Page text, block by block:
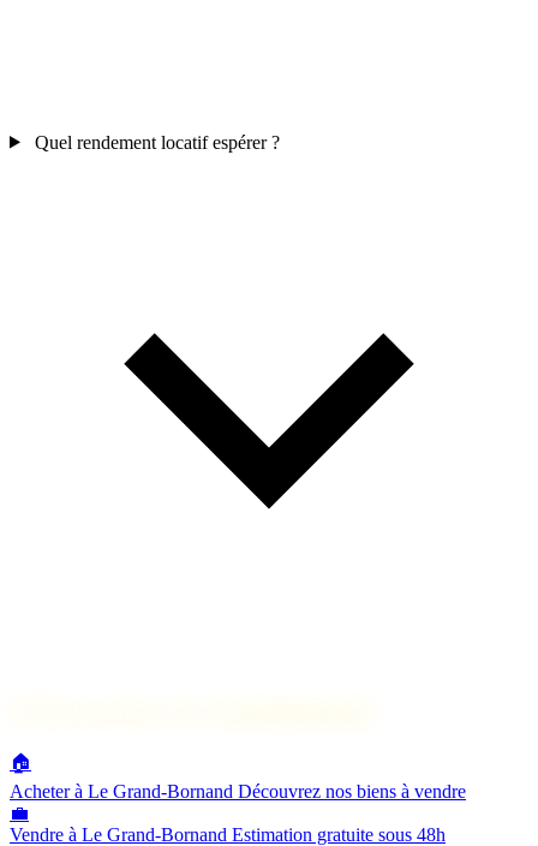
Quel rendement locatif espérer ?
🏠
Acheter à Le Grand-Bornand Découvrez nos biens à vendre
💼
Vendre à Le Grand-Bornand Estimation gratuite sous 48h